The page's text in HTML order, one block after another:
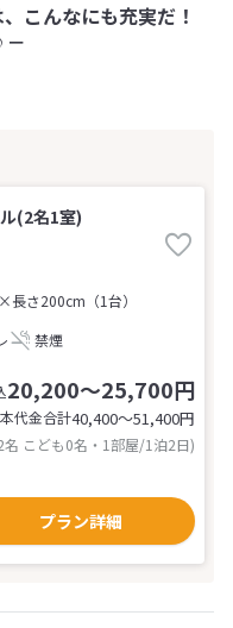
こんなにも充実だ！
－
(2名1室)
長さ200cm（1台）
禁煙
20,200～25,700円
代金合計40,400〜51,400円
名 こども0名・1部屋/1泊2日)
プラン詳細